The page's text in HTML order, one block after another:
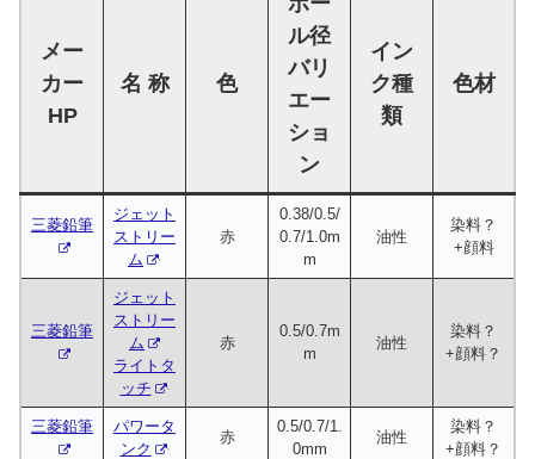
メー
カー
HP
名 称 色
ル径
バリ
エー
ショ
ン
イン
ク種
類
色材
三菱鉛筆
ジェット
ストリー
ム
赤
0.38/0.5/
0.7/1.0m
m
油性
染料？
+顔料
三菱鉛筆
ジェット
ストリー
ム
ライトタ
ッチ
赤
0.5/0.7m
m
油性
染料？
+顔料？
三菱鉛筆
パワータ
ンク
赤
0.5/0.7/1.
0mm
油性
染料？
+顔料？